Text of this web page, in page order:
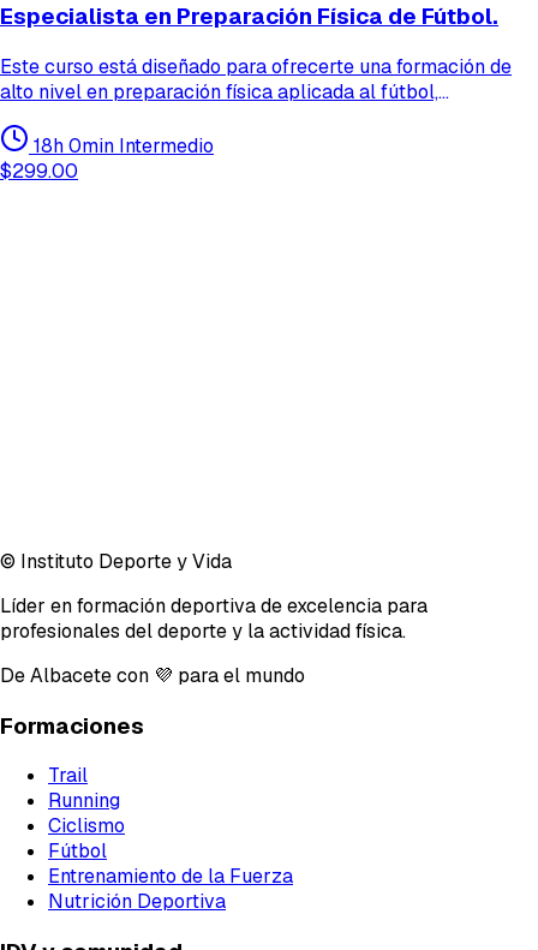
Especialista en Preparación Física de Fútbol.
Este curso está diseñado para ofrecerte una formación de
alto nivel en preparación física aplicada al fútbol,
práctica de expertos que trabajan en equipos d...
18h 0min Intermedio
$299.00
© Instituto Deporte y Vida
Líder en formación deportiva de excelencia para
profesionales del deporte y la actividad física.
De Albacete con 💜 para el mundo
Formaciones
Trail
Running
Ciclismo
Fútbol
Entrenamiento de la Fuerza
Nutrición Deportiva